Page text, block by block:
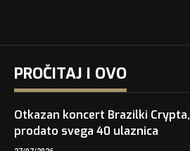
PROČITAJ I OVO
Otkazan koncert Brazilki Crypta,
prodato svega 40 ulaznica